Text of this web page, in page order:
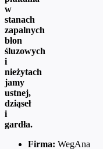
w
stanach
zapalnych
błon
śluzowych
i
nieżytach
jamy
ustnej,
dziąseł
i
gardła.
Firma: WegAna